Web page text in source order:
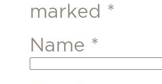
marked *
Name *